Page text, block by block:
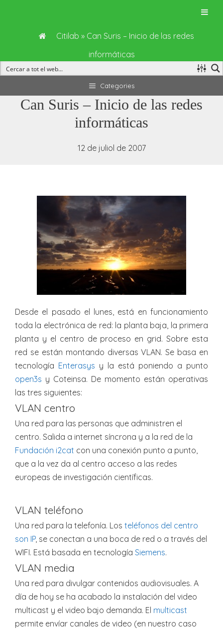
al
contingut
Categories
Can Suris – Inicio de las redes
informáticas
12 de juliol de 2007
Desde el pasado el lunes, está en funcionamiento
toda la electrónica de red: la planta baja, la primera
planta y el centro de proceso en grid. Sobre esta
red se están montando diversas VLAN. Se basa en
tecnología Enterasys y la está poniendo a punto
open3s y Coteinsa. De momento están operativas
las tres siguientes:
VLAN centro
Una red para las personas que administren el
centro. Salida a internet síncrona y a la red de la
Fundación i2cat con una conexión punto a punto,
que a la vez da al centro acceso a las redes
europeas de investigación científicas.
VLAN teléfono
Una red para la telefonía. Los teléfonos del centro
son IP, se conectan a una boca de red o a través del
WIFI. Está basada en tecnología Siemens.
VLAN media
Una red para divulgar contenidos audiovisuales. A
día de hoy se ha acabado la instalación del video
multicast y el video bajo demanda. El multicast
permite envíar canales de video (en nuestro caso
Citilab » Can Suris – Inicio de las redes
informáticas